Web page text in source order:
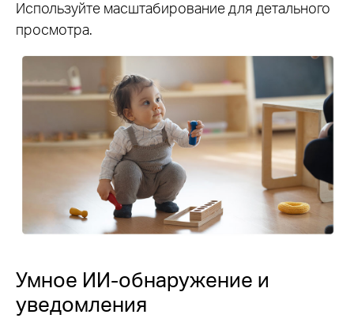
Используйте масштабирование для детального
просмотра.
Умное ИИ-обнаружение и
уведомления